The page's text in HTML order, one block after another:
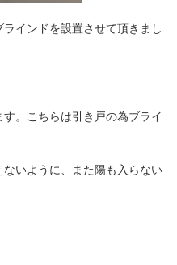
インドを設置させて頂きまし
。こちらは引き戸の為ブライ
いように、また陽も入らない